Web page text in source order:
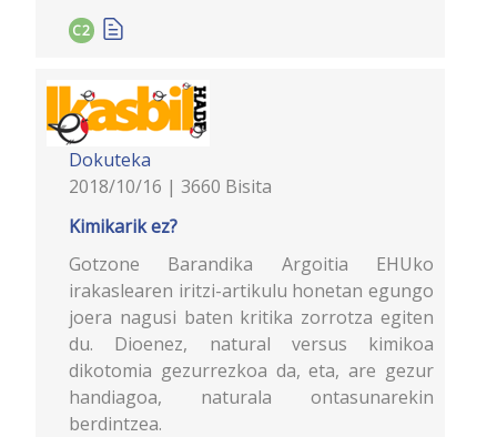
C2
Dokuteka
2018/10/16 | 3660 Bisita
Kimikarik ez?
Gotzone Barandika Argoitia EHUko
irakaslearen iritzi-artikulu honetan egungo
joera nagusi baten kritika zorrotza egiten
du. Dioenez, natural versus kimikoa
dikotomia gezurrezkoa da, eta, are gezur
handiagoa, naturala ontasunarekin
berdintzea.